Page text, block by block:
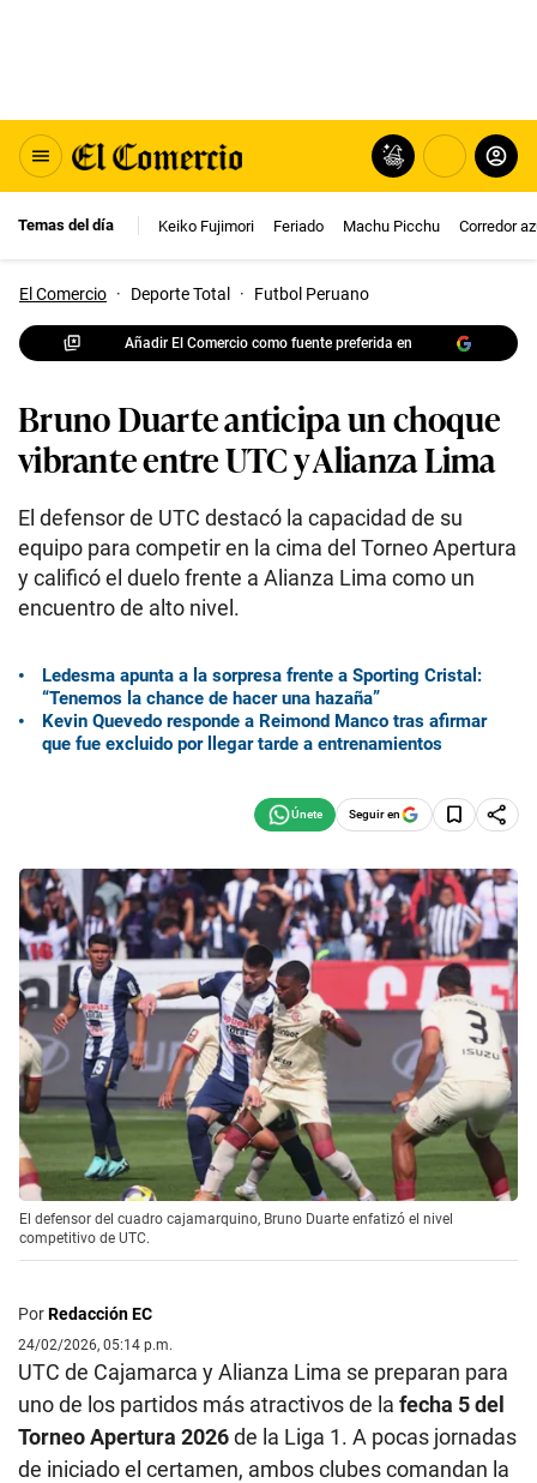
Temas del día Keiko Fujimori Feriado Machu Picchu Corredor
El Comercio · Deporte Total · Futbol Peruano
Añadir El Comercio como fuente preferida en
Bruno Duarte anticipa un choque
vibrante entre UTC y Alianza Lima
El defensor de UTC destacó la capacidad de su
equipo para competir en la cima del Torneo Apertura
y calificó el duelo frente a Alianza Lima como un
encuentro de alto nivel.
Ledesma apunta a la sorpresa frente a Sporting Cristal:
“Tenemos la chance de hacer una hazaña”
Kevin Quevedo responde a Reimond Manco tras afirmar
que fue excluido por llegar tarde a entrenamientos
Seguir en
El defensor del cuadro cajamarquino, Bruno Duarte enfatizó el nivel
competitivo de UTC.
PorRedacción EC
24/02/2026, 05:14 p.m.
UTC de Cajamarca y Alianza Lima se preparan para
uno de los partidos más atractivos de la fecha 5 del
Torneo Apertura 2026de la Liga 1. A pocas jornadas
de iniciado el certamen, ambos clubes comandan la